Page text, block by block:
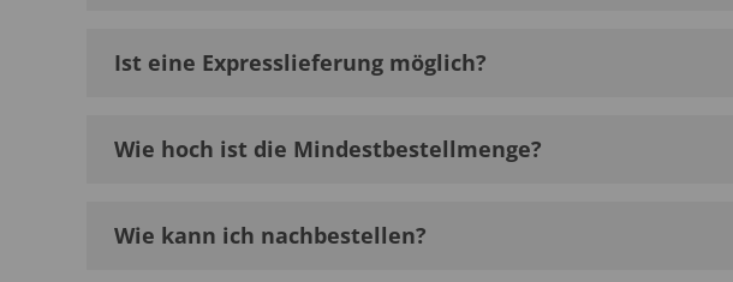
Ist eine Expresslieferung möglich?
Wie hoch ist die Mindestbestellmenge?
Wie kann ich nachbestellen?